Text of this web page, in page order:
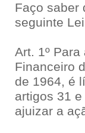
Faço saber
seguinte
Art. 1º
Financeiro
de 1964, é
artigos 31
ajuizar a